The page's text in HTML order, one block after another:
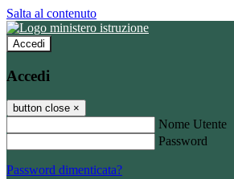
Salta al contenuto
Accedi
Accedi
button close ×
Nome Utente
Password
Password dimenticata?